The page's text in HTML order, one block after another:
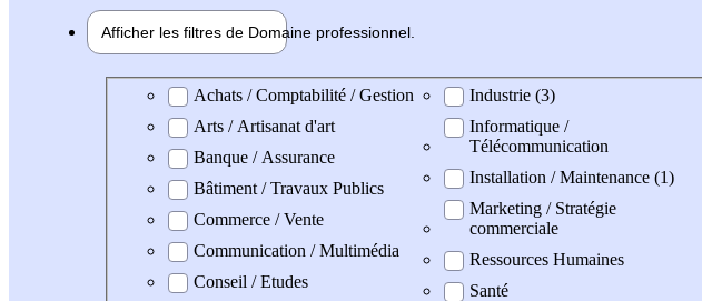
Afficher les filtres de Domaine professionnel
Domaine professionel
Achats / Comptabilité / Gestion
Arts / Artisanat d'art
Banque / Assurance
Bâtiment / Travaux Publics
Commerce / Vente
Communication / Multimédia
Conseil / Etudes
Industrie (3)
Informatique /
Télécommunication
Installation / Maintenance (1)
Marketing / Stratégie
commerciale
Ressources Humaines
Santé